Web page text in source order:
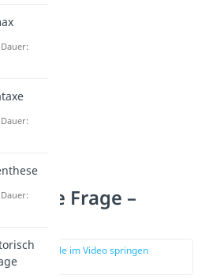
Frage –
zur Stelle im Video springen